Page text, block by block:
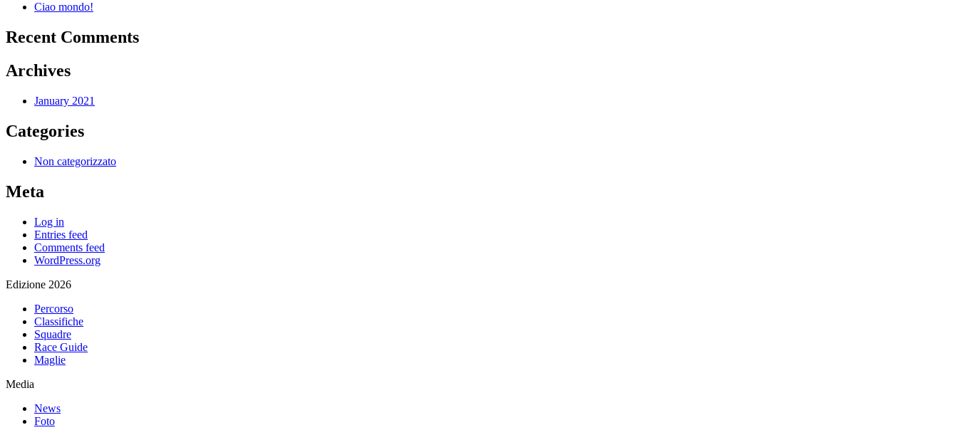
Ciao mondo!
Recent Comments
Archives
January 2021
Categories
Non categorizzato
Meta
Log in
Entries feed
Comments feed
WordPress.org
Edizione 2026
Percorso
Classifiche
Squadre
Race Guide
Maglie
Media
News
Foto